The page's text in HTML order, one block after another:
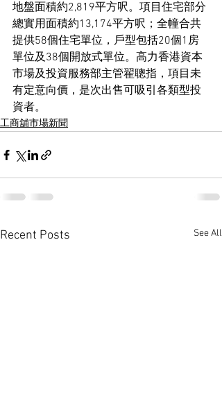
地盤面積約2,819平方呎。項目住宅部分
總實用面積約13,174平方呎；全幢合共
提供58個住宅單位，戶型包括20個1房
單位及38個開放式單位。高力香港資本
市場及投資服務部主管翟聰指，項目未
有定意向價，是次出售可吸引各類型投
資者。
工商舖市場新聞
Recent Posts See All